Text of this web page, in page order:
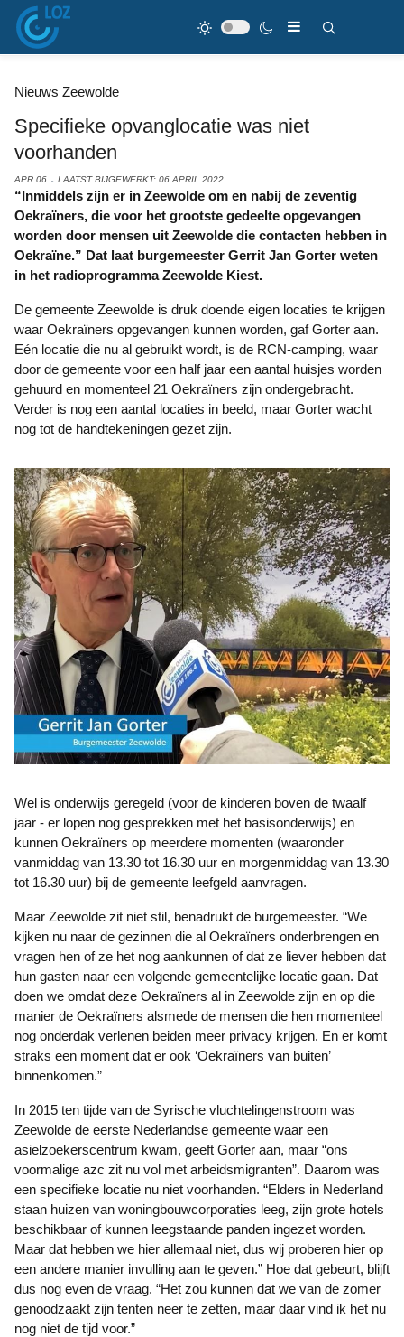
Nieuws Zeewolde
Specifieke opvanglocatie was niet
voorhanden
APR 06 LAATST BIJGEWERKT: 06 APRIL 2022
“Inmiddels zijn er in Zeewolde om en nabij de zeventig
Oekraïners, die voor het grootste gedeelte opgevangen
worden door mensen uit Zeewolde die contacten hebben in
Oekraïne.” Dat laat burgemeester Gerrit Jan Gorter weten
in het radioprogramma Zeewolde Kiest.
De gemeente Zeewolde is druk doende eigen locaties te krijgen
waar Oekraïners opgevangen kunnen worden, gaf Gorter aan.
Eén locatie die nu al gebruikt wordt, is de RCN-camping, waar
door de gemeente voor een half jaar een aantal huisjes worden
gehuurd en momenteel 21 Oekraïners zijn ondergebracht.
Verder is nog een aantal locaties in beeld, maar Gorter wacht
nog tot de handtekeningen gezet zijn.
Wel is onderwijs geregeld (voor de kinderen boven de twaalf
jaar - er lopen nog gesprekken met het basisonderwijs) en
kunnen Oekraïners op meerdere momenten (waaronder
vanmiddag van 13.30 tot 16.30 uur en morgenmiddag van 13.30
tot 16.30 uur) bij de gemeente leefgeld aanvragen.
Maar Zeewolde zit niet stil, benadrukt de burgemeester. “We
kijken nu naar de gezinnen die al Oekraïners onderbrengen en
vragen hen of ze het nog aankunnen of dat ze liever hebben dat
hun gasten naar een volgende gemeentelijke locatie gaan. Dat
doen we omdat deze Oekraïners al in Zeewolde zijn en op die
manier de Oekraïners alsmede de mensen die hen momenteel
nog onderdak verlenen beiden meer privacy krijgen. En er komt
straks een moment dat er ook ‘Oekraïners van buiten’
binnenkomen.”
In 2015 ten tijde van de Syrische vluchtelingenstroom was
Zeewolde de eerste Nederlandse gemeente waar een
asielzoekerscentrum kwam, geeft Gorter aan, maar “ons
voormalige azc zit nu vol met arbeidsmigranten”. Daarom was
een specifieke locatie nu niet voorhanden. “Elders in Nederland
staan huizen van woningbouwcorporaties leeg, zijn grote hotels
beschikbaar of kunnen leegstaande panden ingezet worden.
Maar dat hebben we hier allemaal niet, dus wij proberen hier op
een andere manier invulling aan te geven.” Hoe dat gebeurt, blijft
dus nog even de vraag. “Het zou kunnen dat we van de zomer
genoodzaakt zijn tenten neer te zetten, maar daar vind ik het nu
nog niet de tijd voor.”